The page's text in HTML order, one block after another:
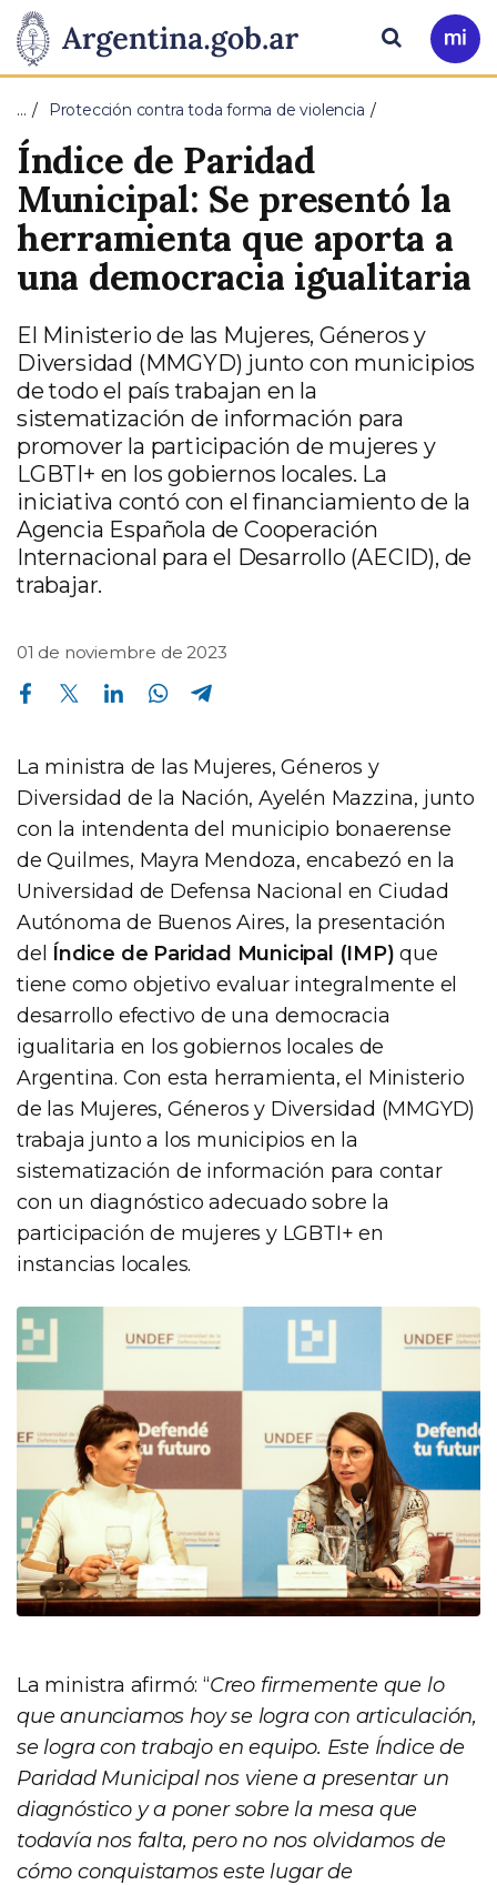
Presidencia
de
la
Nación
Pasar al contenido principal
Ir
a
Buscar
… Protección contra toda forma de violencia
Índice de Paridad
Municipal: Se presentó la
herramienta que aporta a
una democracia igualitaria
El Ministerio de las Mujeres, Géneros y
Diversidad (MMGYD) junto con municipios
de todo el país trabajan en la
sistematización de información para
promover la participación de mujeres y
LGBTI+ en los gobiernos locales. La
iniciativa contó con el financiamiento de la
Agencia Española de Cooperación
Internacional para el Desarrollo (AECID), de
trabajar.
01 de noviembre de 2023
Compartir en Facebook Compartir en Twitter Compartir en Linkedin Compartir en Whatsapp
La ministra de las Mujeres, Géneros y
Diversidad de la Nación, Ayelén Mazzina, junto
con la intendenta del municipio bonaerense
de Quilmes, Mayra Mendoza, encabezó en la
Universidad de Defensa Nacional en Ciudad
Autónoma de Buenos Aires, la presentación
del Índice de Paridad Municipal (IMP) que
tiene como objetivo evaluar integralmente el
desarrollo efectivo de una democracia
igualitaria en los gobiernos locales de
Argentina. Con esta herramienta, el Ministerio
de las Mujeres, Géneros y Diversidad (MMGYD)
trabaja junto a los municipios en la
sistematización de información para contar
con un diagnóstico adecuado sobre la
participación de mujeres y LGBTI+ en
instancias locales.
La ministra afirmó: “Creo firmemente que lo
que anunciamos hoy se logra con articulación,
se logra con trabajo en equipo. Este Índice de
Paridad Municipal nos viene a presentar un
diagnóstico y a poner sobre la mesa que
todavía nos falta, pero no nos olvidamos de
cómo conquistamos este lugar de